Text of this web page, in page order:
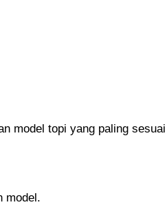
model topi yang paling
model.